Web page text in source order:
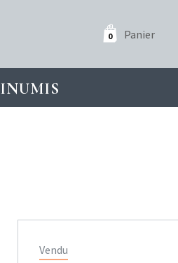
0 Panier
INUMIS
Vendu